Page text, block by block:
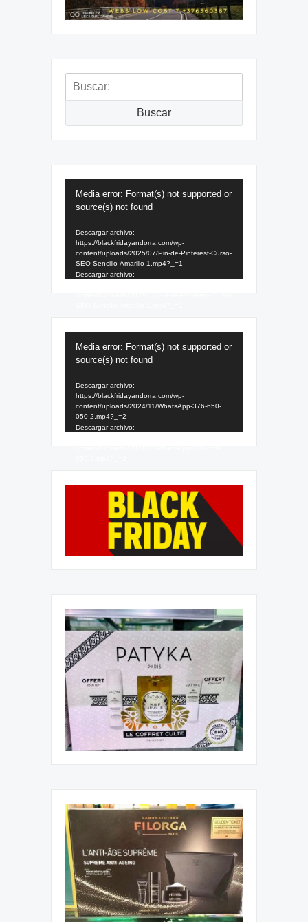
Buscar:
Buscar
de
Media error: Format(s) not supported or
source(s) not found
Descargar archivo:
https://blackfridayandorra.com/wp-
content/uploads/2025/07/Pin-de-Pinterest-Curso-
SEO-Sencillo-Amarillo-1.mp4?_=1
Descargar archivo:
de
Media error: Format(s) not supported or
source(s) not found
Descargar archivo:
https://blackfridayandorra.com/wp-
content/uploads/2024/11/WhatsApp-376-650-
050-2.mp4?_=2
Descargar archivo: